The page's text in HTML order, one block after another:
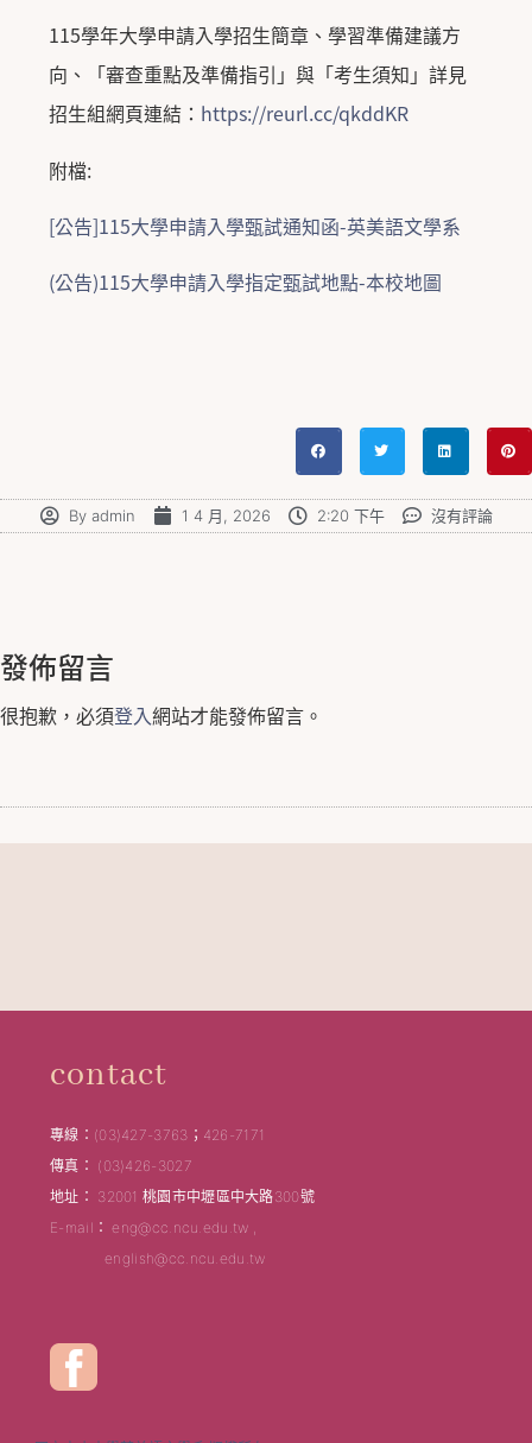
115學年大學申請入學招生簡章、學習準備建議方
向、「審查重點及準備指引」與「考生須知」詳見
招生組網頁連結： https://reurl.cc/qkddKR
附檔:
[公告]115大學申請入學甄試通知函-英美語文學系
(公告)115大學申請入學指定甄試地點-本校地圖
Byadmin 1 4 月, 2026 2:20 下午 沒有評論
發佈留言
很抱歉，必須登入網站才能發佈留言。
contact
專線：(03)427-3763；426-7171
傳真： (03)426-3027
地址： 32001 桃園市中壢區中大路300號
E-mail： eng@cc.ncu.edu.tw ,
english@cc.ncu.edu.tw